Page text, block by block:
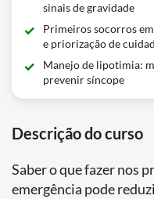
sinais de gravidade
Primeiros socorros
e priorização de
Manejo de lipotimia:
prevenir síncope
Descrição do curso
Saber o que fazer nos
emergência pode